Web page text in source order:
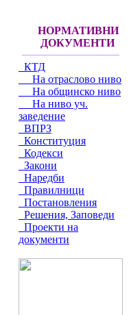
НОРМАТИВНИ
ДОКУМЕНТИ
КТД
На отраслово ниво
На общинско ниво
На ниво уч.
заведение
ВПРЗ
Конституция
Кодекси
Закони
Наредби
Правилници
Постановления
Решения, Заповеди
Проекти на
документи